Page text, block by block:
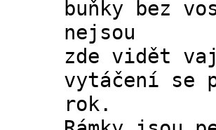
buňky bez
nejsou
zde vidět
vytáčení
rok.